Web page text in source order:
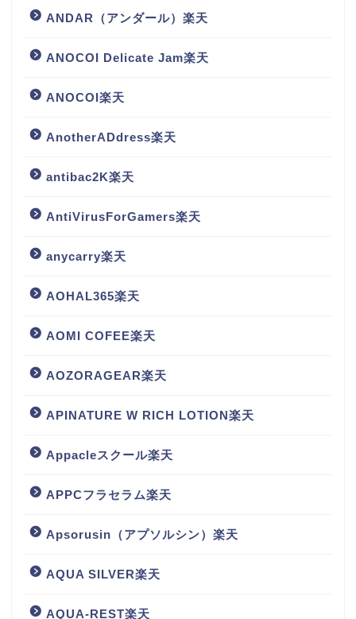
ANDAR（アンダール）楽天
ANOCOI Delicate Jam楽天
ANOCOI楽天
AnotherADdress楽天
antibac2K楽天
AntiVirusForGamers楽天
anycarry楽天
AOHAL365楽天
AOMI COFEE楽天
AOZORAGEAR楽天
APINATURE W RICH LOTION楽天
Appacleスクール楽天
APPCフラセラム楽天
Apsorusin（アプソルシン）楽天
AQUA SILVER楽天
AQUA-REST楽天